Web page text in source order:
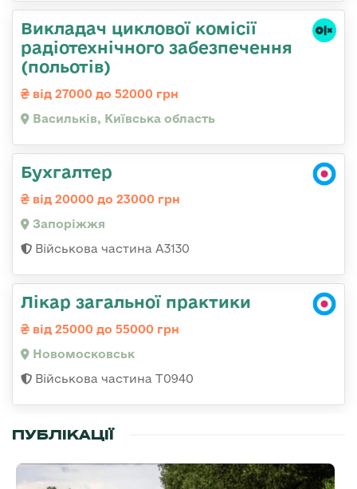
Викладач циклової комісії
радіотехнічного забезпечення
(польотів)
від 27000 до 52000 грн
Васильків, Київська область
Бухгалтер
від 20000 до 23000 грн
Запоріжжя
Військова частина А3130
Лікар загальної практики
від 25000 до 55000 грн
Новомосковськ
Військова частина Т0940
ПУБЛІКАЦІЇ